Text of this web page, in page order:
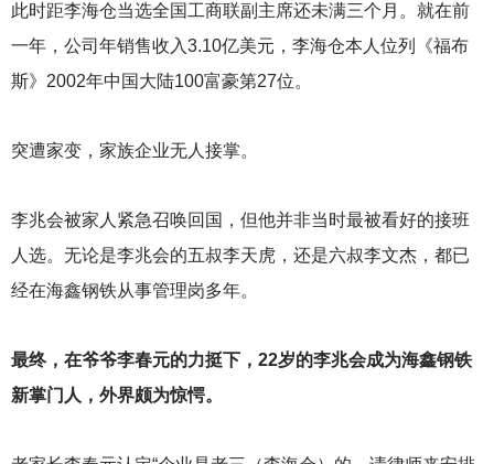
此时距李海仓当选全国工商联副主席还未满三个月。就在前
一年，公司年销售收入3.10亿美元，李海仓本人位列《福布
斯》2002年中国大陆100富豪第27位。
突遭家变，家族企业无人接掌。
李兆会被家人紧急召唤回国，但他并非当时最被看好的接班
人选。无论是李兆会的五叔李天虎，还是六叔李文杰，都已
经在海鑫钢铁从事管理岗多年。
最终，在爷爷李春元的力挺下，22岁的李兆会成为海鑫钢铁
新掌门人，外界颇为惊愕。